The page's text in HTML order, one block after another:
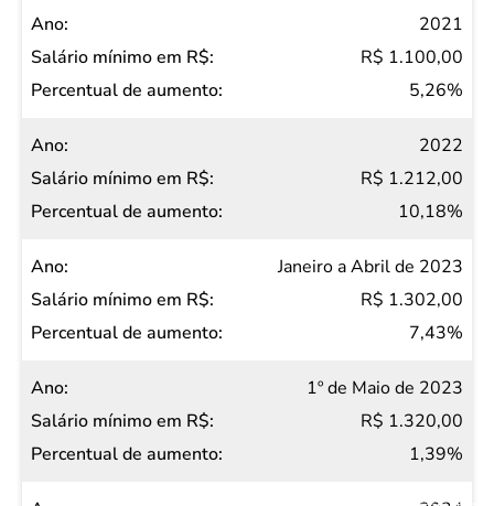
2021
R$ 1.100,00
5,26%
2022
R$ 1.212,00
10,18%
Janeiro a Abril de 2023
R$ 1.302,00
7,43%
1º de Maio de 2023
R$ 1.320,00
1,39%